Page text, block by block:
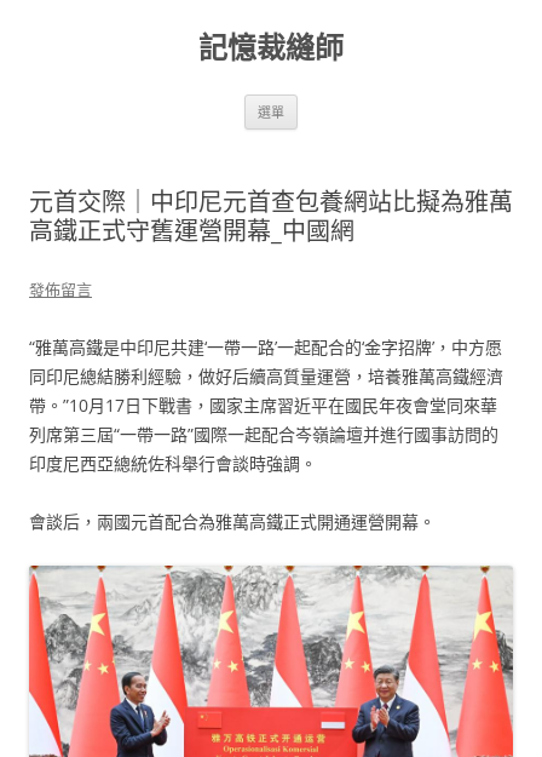
記憶裁縫師
選單
元首交際｜中印尼元首查包養網站比擬為雅萬
高鐵正式守舊運營開幕_中國網
發佈留言
“雅萬高鐵是中印尼共建‘一帶一路’一起配合的‘金字招牌’，中方愿
同印尼總結勝利經驗，做好后續高質量運營，培養雅萬高鐵經濟
帶。”10月17日下戰書，國家主席習近平在國民年夜會堂同來華
列席第三屆“一帶一路”國際一起配合岑嶺論壇并進行國事訪問的
印度尼西亞總統佐科舉行會談時強調。
會談后，兩國元首配合為雅萬高鐵正式開通運營開幕。